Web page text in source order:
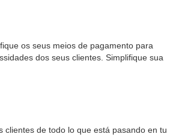
os seus meios de pagamento para
dos seus clientes. Simplifique sua
clientes de todo lo que está pasando en tu